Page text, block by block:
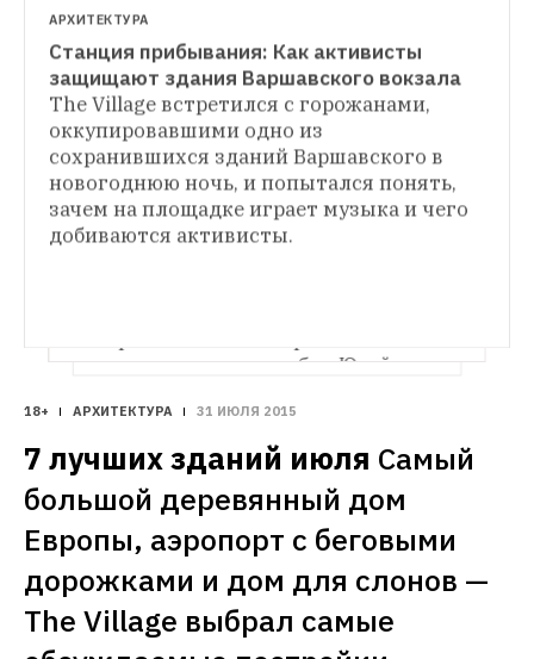
АРХИТЕКТУРА
«Взял мяч — фигачь»: Как Wowhaus стали
самыми известными архитекторами
собянинской Москвы Wowhaus — авторы
дизайна «Стрелки», обновлённого парка
Горького и Крымской набережной. Юрий
Болотов — о том, как появились самые
АРХИТЕКТУРА
Строиться по одному: 12 удачных
градостроительные ошибки, Юрий
современной петербургской архитектуры
АРХИТЕКТУРА
Станция прибывания: Как активисты
защищают здания Варшавского вокзала
The Village встретился с горожанами,
оккупировавшими одно из
сохранившихся зданий Варшавского в
новогоднюю ночь, и попытался понять,
зачем на площадке играет музыка и чего
добиваются активисты.
18+ АРХИТЕКТУРА 31 ИЮЛЯ 2015
7 лучших зданий июля Самый
большой деревянный дом
Европы, аэропорт с беговыми
дорожками и дом для слонов —
The Village выбрал самые